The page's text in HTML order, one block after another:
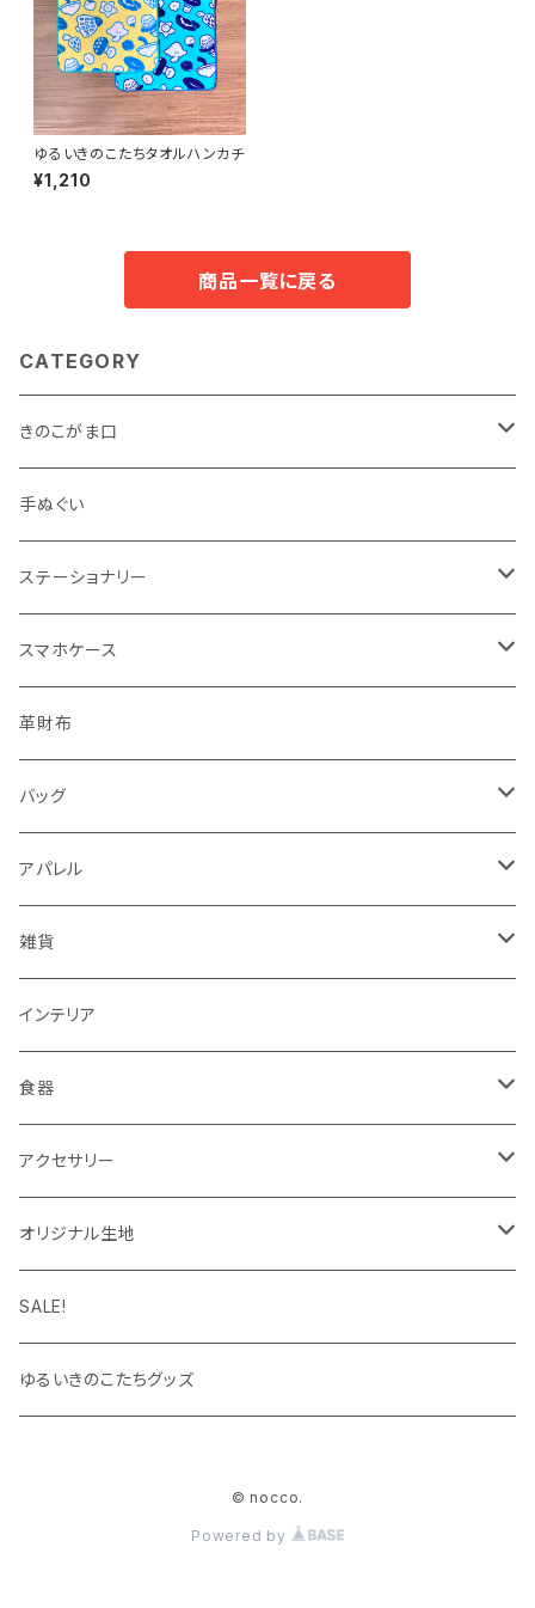
ゆるいきのこたちタオルハンカチ
¥1,210
商品一覧に戻る
CATEGORY
きのこがま口
手のひらサイズ
バッグサイズ
手ぬぐい
ステーショナリー
ポストカード・ボールペン
レターセット・メモ
シール・ステッカー・マスキングテープ
スタンプ・はんこ
ノート・手帳・カレンダー
ラッピングペーパー・封筒
インク
スマホケース
手帳型ケース
グリップ型ケース
スマホリング
マルチクロス（メガネ拭き）
革財布
バッグ
トートバッグ・ランチバッグ
がま口バッグ
アパレル
Tシャツ
ワンピース
タイツ・レギンス
靴下
パーカー
キャップ・ハット
キッズサイズ
雑貨
ポーチ
トートバッグ
ケース
キーホルダー
ハンカチ
インテリア
食器
マグカップ
カップ＆ソーサー
アクセサリー
ブローチ
オリジナル生地
オックスフォード
シーチング
SALE!
ゆるいきのこたちグッズ
© nocco.
Powered by